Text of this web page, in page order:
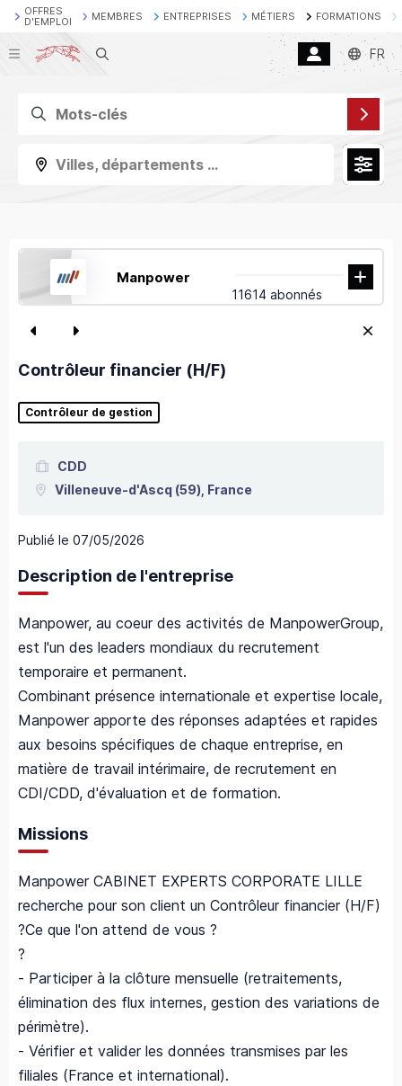
OFFRES
D'EMPLOI
MEMBRES ENTREPRISES MÉTIERS FORMATIONS
Recherche FR
Villes, départements ...
Manpower
11614 abonnés
Contrôleur financier (H/F)
Contrôleur de gestion
CDD
Villeneuve-d'Ascq (59), France
Publié le 07/05/2026
Description de l'entreprise
Manpower, au coeur des activités de ManpowerGroup,
est l'un des leaders mondiaux du recrutement
temporaire et permanent.
Combinant présence internationale et expertise locale,
Manpower apporte des réponses adaptées et rapides
aux besoins spécifiques de chaque entreprise, en
matière de travail intérimaire, de recrutement en
CDI/CDD, d'évaluation et de formation.
Missions
Manpower CABINET EXPERTS CORPORATE LILLE
recherche pour son client un Contrôleur financier (H/F)
?Ce que l'on attend de vous ?
?
- Participer à la clôture mensuelle (retraitements,
élimination des flux internes, gestion des variations de
périmètre).
- Vérifier et valider les données transmises par les
filiales (France et international).